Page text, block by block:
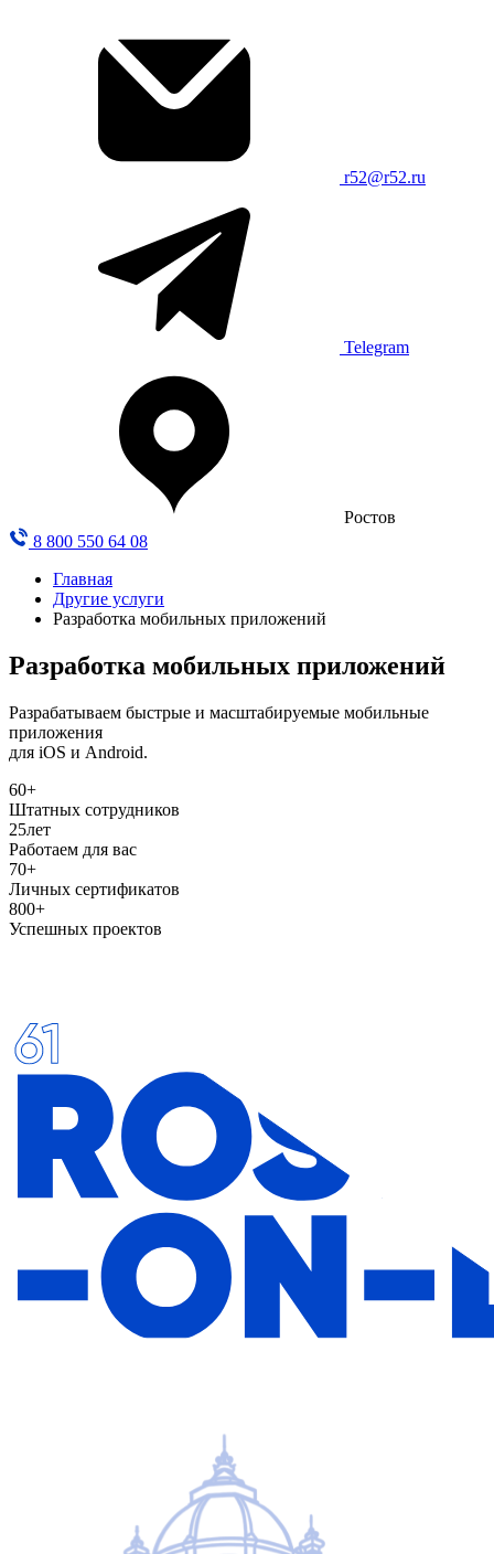
r52@r52.ru
Telegram
Ростов
8 800 550 64 08
Главная
Другие услуги
Разработка мобильных приложений
Разработка мобильных приложений
Разрабатываем быстрые и масштабируемые мобильные
приложения
для iOS и Android.
60+
Штатных сотрудников
25лет
Работаем для вас
70+
Личных сертификатов
800+
Успешных проектов